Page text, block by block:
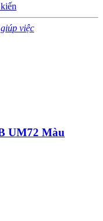
giúp việc
UM72 Màu